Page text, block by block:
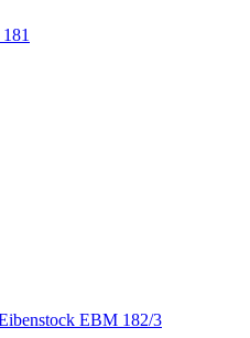
EBM 182/3